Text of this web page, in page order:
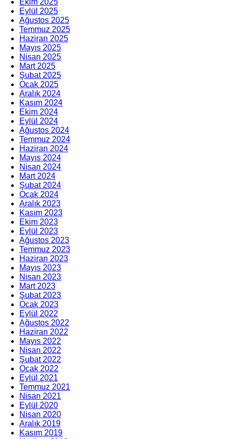
Ekim 2025
Eylül 2025
Ağustos 2025
Temmuz 2025
Haziran 2025
Mayıs 2025
Nisan 2025
Mart 2025
Şubat 2025
Ocak 2025
Aralık 2024
Kasım 2024
Ekim 2024
Eylül 2024
Ağustos 2024
Temmuz 2024
Haziran 2024
Mayıs 2024
Nisan 2024
Mart 2024
Şubat 2024
Ocak 2024
Aralık 2023
Kasım 2023
Ekim 2023
Eylül 2023
Ağustos 2023
Temmuz 2023
Haziran 2023
Mayıs 2023
Nisan 2023
Mart 2023
Şubat 2023
Ocak 2023
Eylül 2022
Ağustos 2022
Haziran 2022
Mayıs 2022
Nisan 2022
Şubat 2022
Ocak 2022
Eylül 2021
Temmuz 2021
Nisan 2021
Eylül 2020
Nisan 2020
Aralık 2019
Kasım 2019